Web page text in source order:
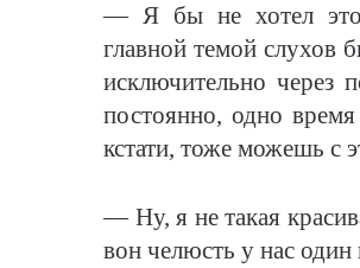
— Я бы не хотел
главной темой слухов
исключительно через
постоянно, одно
кстати, тоже можешь с
— Ну, я не такая
вон челюсть у нас